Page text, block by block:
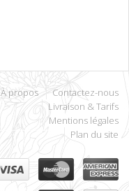
À propos
Contactez-nous
Livraison & Tarifs
Mentions légales
Plan du site